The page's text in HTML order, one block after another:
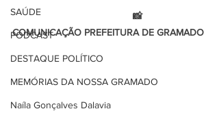
SAÚDE
PODCAST
DESTAQUE POLÍTICO
MEMÓRIAS DA NOSSA GRAMADO
Naíla Gonçalves Dalavia
                                            📸
COMUNICAÇÃO PREFEITURA DE GRAMADO